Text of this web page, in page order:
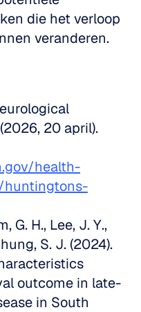
die het verloop
veranderen.
health-
huntingtons-
G. H., Lee, J. Y.,
S. J. (2024).
outcome in late-
in South